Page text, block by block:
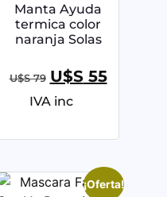
Manta Ayuda
termica color
naranja Solas
U$S79 U$S55
IVA inc
¡Oferta!